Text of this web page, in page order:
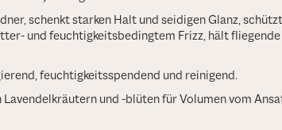
schenkt starken Halt und seidigen Glanz,
und feuchtigkeitsbedingtem Frizz, hält fliegende
feuchtigkeitsspendend und reinigend.
und -blüten für Volumen vom